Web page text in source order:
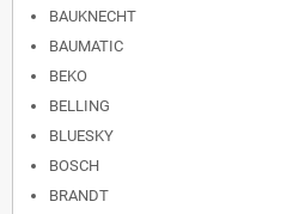
BAUKNECHT
BAUMATIC
BEKO
BELLING
BLUESKY
BOSCH
BRANDT